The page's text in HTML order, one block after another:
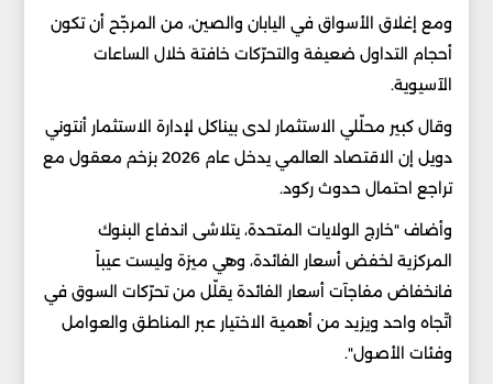
ومع إغلاق الأسواق في اليابان والصين، من المرجّح أن تكون
أحجام التداول ضعيفة والتحرّكات خافتة خلال الساعات
الآسيوية.
وقال كبير محلّلي الاستثمار لدى بيناكل لإدارة الاستثمار أنتوني
دويل إن الاقتصاد العالمي يدخل عام 2026 بزخم معقول مع
تراجع احتمال حدوث ركود.
وأضاف "خارج الولايات المتحدة، يتلاشى اندفاع البنوك
المركزية لخفض أسعار الفائدة، وهي ميزة وليست عيباً
فانخفاض مفاجآت أسعار الفائدة يقلّل من تحرّكات السوق في
اتّجاه واحد ويزيد من أهمية الاختيار عبر المناطق والعوامل
وفئات الأصول".